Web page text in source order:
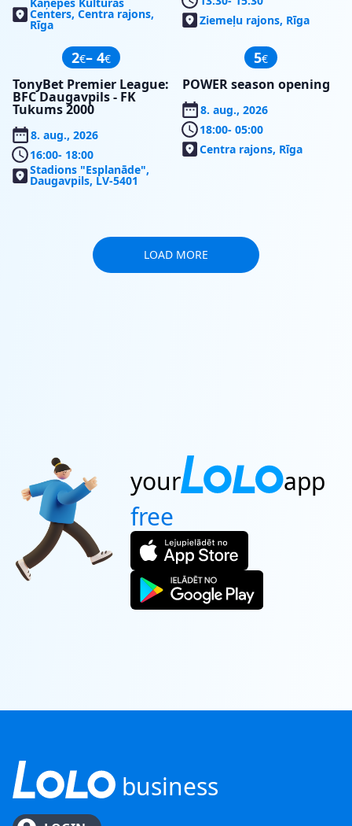
Centers, Centra rajons,
Rīga
Ziemeļu rajons, Rīga
2€– 4€
TonyBet Premier League:
BFC Daugavpils - FK
Tukums 2000
8. aug., 2026
16:00- 18:00
Stadions "Esplanāde",
Daugavpils, LV-5401
5€
POWER season opening
8. aug., 2026
18:00- 05:00
Centra rajons, Rīga
LOAD MORE
your
app
free
business